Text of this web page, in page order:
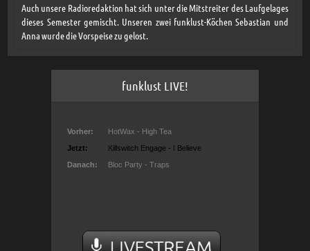
Auch unsere Radioredaktion hat sich unter die Mitstreiter des Laufgelages
dieses Semester gemischt. Unseren zwei funklust-Köchen Sebastian und
Anna wurde die Vorspeise zu gelost.
funklust LIVE!